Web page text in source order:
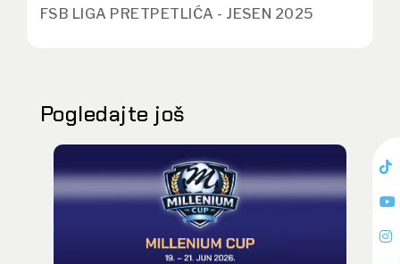
FSB LIGA PRETPETLIĆA - JESEN 2025
Pogledajte još